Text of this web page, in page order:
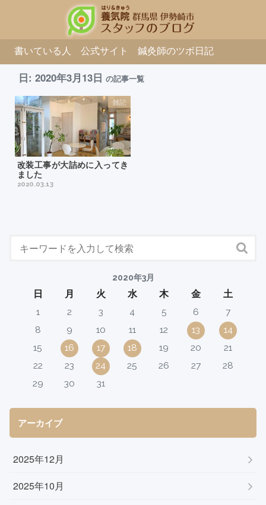
書いている人 公式サイト 鍼灸師のツボ日記
日: 2020年3月13日 の記事一覧
改装工事が大詰めに入ってき
ました
2020.03.13
雑記
2020年3月
日 月 火 水 木 金
土
1
2 3 4 5 6
7
8
9 10 11 12 13
14
15
16 17 18 19 20
21
22
23 24 25 26 27
28
29
30 31
アーカイブ
2025年12月
2025年10月